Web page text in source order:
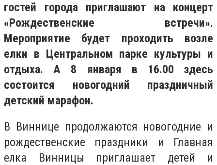
гостей города приглашают на концерт
«Рождественские встречи».
Мероприятие будет проходить возле
елки в Центральном парке культуры и
отдыха. А 8 января в 16.00 здесь
состоится новогодний праздничный
детский марафон.
В Виннице продолжаются новогодние и
рождественские праздники и Главная
елка Винницы приглашает детей и